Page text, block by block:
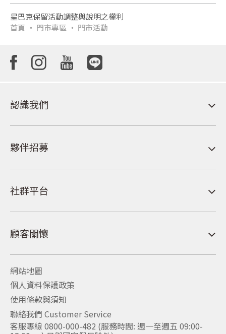
星巴克保留活動調整與說明之權利
首頁
門市專區 門市活動
認識我們
夥伴招募
社群平台
顧客關懷
網站地圖
個人資料保護政策
使用條款與須知
聯絡我們 Customer Service
客服專線 0800-000-482 (服務時間: 週一至週五 09:00-